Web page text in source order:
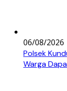
06/08/2026
Polsek
Warga